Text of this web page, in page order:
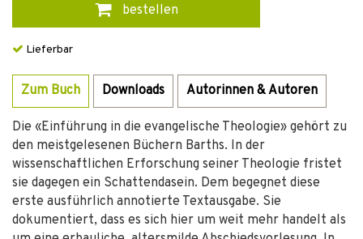
bestellen
Lieferbar
Zum Buch Downloads Autorinnen & Autoren
Die «Einführung in die evangelische Theologie» gehört zu
den meistgelesenen Büchern Barths. In der
wissenschaftlichen Erforschung seiner Theologie fristet
sie dagegen ein Schattendasein. Dem begegnet diese
erste ausführlich annotierte Textausgabe. Sie
dokumentiert, dass es sich hier um weit mehr handelt als